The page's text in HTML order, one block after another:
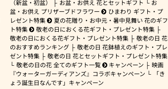
（新盆・初盆）
お盆・お供え 花とセットギフト
お
盆・お供え プリザーブドフラワー
ひまわり ギフト・プ
レゼント特集
夏の花贈り・お中元・暑中見舞い 花のギフ
ト特集
敬老の日におくる花ギフト・プレゼント特集
敬老の日におくる花ギフト・プレゼント特集
敬老の日 花
のおすすめランキング
敬老の日 花鉢植えのギフト・プレ
ゼント特集
敬老の日 花とセットギフト・プレゼント特集
敬老の日の花 全てのギフト一覧
キャンペーン
映画
『ウォーターガーディアンズ』コラボキャンペーン
「き
ょう誕生日なんです」キャンペーン